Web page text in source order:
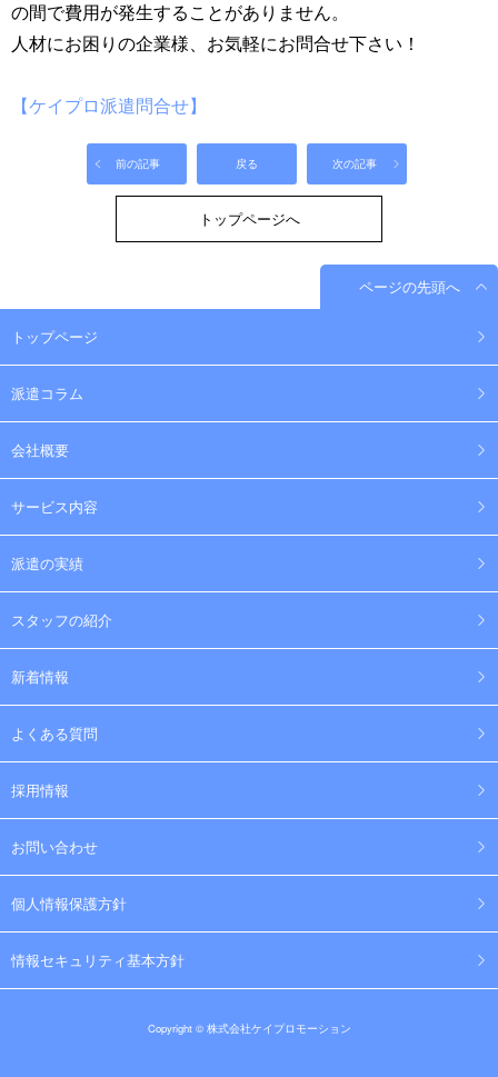
の間で費用が発生することがありません。
人材にお困りの企業様、お気軽にお問合せ下さい！
【ケイプロ派遣問合せ】
前の記事 戻る 次の記事
トップページへ
ページの先頭へ
トップページ
派遣コラム
会社概要
サービス内容
派遣の実績
スタッフの紹介
新着情報
よくある質問
採用情報
お問い合わせ
個人情報保護方針
情報セキュリティ基本方針
Copyright © 株式会社ケイプロモーション